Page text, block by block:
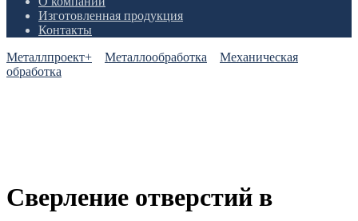
Изготовленная продукция
Контакты
Металлпроект+
Металлообработка
Механическая
обработка
Сверление отверстий в